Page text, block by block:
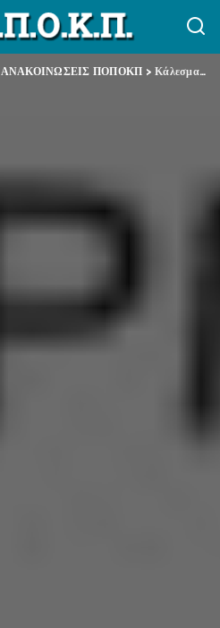
ΑΝΑΚΟΙΝΩΣΕΙΣ ΠΟΠΟΚΠ >Κάλεσμα ΠΟΠΟΚΠ σε Απεργία 18-10-2012